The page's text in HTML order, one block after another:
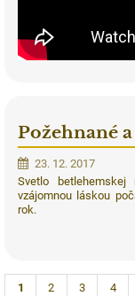
Požehnané
23. 12. 2017
Svetlo
vzájomnou láskou
rok.
1 2 3 4